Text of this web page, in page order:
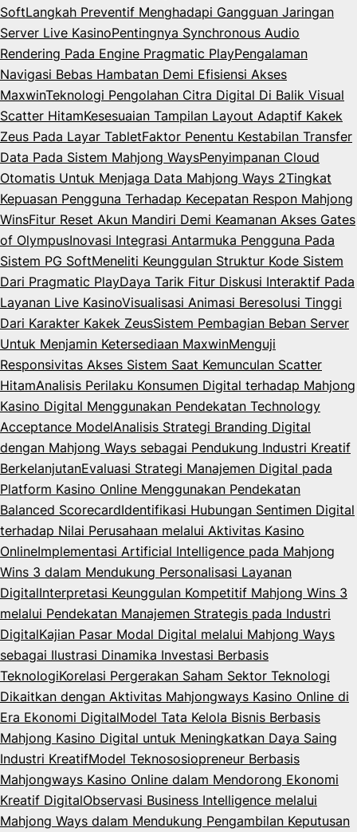
SoftLangkah Preventif Menghadapi Gangguan Jaringan
Server Live KasinoPentingnya Synchronous Audio
Rendering Pada Engine Pragmatic PlayPengalaman
Navigasi Bebas Hambatan Demi Efisiensi Akses
MaxwinTeknologi Pengolahan Citra Digital Di Balik Visual
Scatter HitamKesesuaian Tampilan Layout Adaptif Kakek
Zeus Pada Layar TabletFaktor Penentu Kestabilan Transfer
Data Pada Sistem Mahjong WaysPenyimpanan Cloud
Otomatis Untuk Menjaga Data Mahjong Ways 2Tingkat
Kepuasan Pengguna Terhadap Kecepatan Respon Mahjong
WinsFitur Reset Akun Mandiri Demi Keamanan Akses Gates
of OlympusInovasi Integrasi Antarmuka Pengguna Pada
Sistem PG SoftMeneliti Keunggulan Struktur Kode Sistem
Dari Pragmatic PlayDaya Tarik Fitur Diskusi Interaktif Pada
Layanan Live KasinoVisualisasi Animasi Beresolusi Tinggi
Dari Karakter Kakek ZeusSistem Pembagian Beban Server
Untuk Menjamin Ketersediaan MaxwinMenguji
Responsivitas Akses Sistem Saat Kemunculan Scatter
HitamAnalisis Perilaku Konsumen Digital terhadap Mahjong
Kasino Digital Menggunakan Pendekatan Technology
Acceptance ModelAnalisis Strategi Branding Digital
dengan Mahjong Ways sebagai Pendukung Industri Kreatif
BerkelanjutanEvaluasi Strategi Manajemen Digital pada
Platform Kasino Online Menggunakan Pendekatan
Balanced ScorecardIdentifikasi Hubungan Sentimen Digital
terhadap Nilai Perusahaan melalui Aktivitas Kasino
OnlineImplementasi Artificial Intelligence pada Mahjong
Wins 3 dalam Mendukung Personalisasi Layanan
DigitalInterpretasi Keunggulan Kompetitif Mahjong Wins 3
melalui Pendekatan Manajemen Strategis pada Industri
DigitalKajian Pasar Modal Digital melalui Mahjong Ways
sebagai Ilustrasi Dinamika Investasi Berbasis
TeknologiKorelasi Pergerakan Saham Sektor Teknologi
Dikaitkan dengan Aktivitas Mahjongways Kasino Online di
Era Ekonomi DigitalModel Tata Kelola Bisnis Berbasis
Mahjong Kasino Digital untuk Meningkatkan Daya Saing
Industri KreatifModel Teknososiopreneur Berbasis
Mahjongways Kasino Online dalam Mendorong Ekonomi
Kreatif DigitalObservasi Business Intelligence melalui
Mahjong Ways dalam Mendukung Pengambilan Keputusan